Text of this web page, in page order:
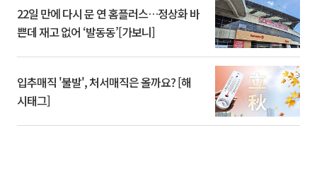
22일 만에 다시 문 연 홈플러스…정상화 바
쁜데 재고 없어 ‘발동동’[가보니]
입추매직 '불발', 처서매직은 올까요? [해
시태그]